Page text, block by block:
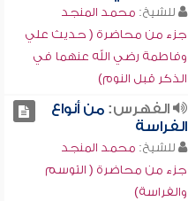
للشيخ: محمد المنجد
جزء من محاضرة ( حديث علي
وفاطمة رضي الله عنهما في
الذكر قبل النوم)
الفهرس:من أنواع
الفراسة
للشيخ: محمد المنجد
جزء من محاضرة ( التوسم
والفراسة)